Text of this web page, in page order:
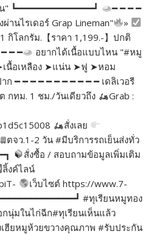
┗━━━━━━━━━━━━━━┛
━ ━ ━ ━
านไรเดอร์ Grap Lineman"
»
1 กิโลกรัม.【ราคา 1,199.-】ปกติ
━ ━
อยากได้เนื้อแบบไหน "#หมู
เนื้อเหลือง ➤แน่น ➤ฟู ➤หอม
ก ━ ━ ━ ━ ━ ━ ━ ━ ━ ━ ━ เดลิเวอรี
กทม. 1 ชม./วันเดียวถึง
Grab :
สั่งเลย
ตจว.1-2 วัน #มีบริการรถเย็นส่งทั่ว
สั่งซื้อ / สอบถามข้อมูลเพิ่มเติม
ลิ้งค์ไลน์
เว็บไซต์ https://www.7-
#ทุเรียนหมูทอง
นุ่มในไก่ฉีก#ทุเรียนเห็นแล้ว
เฮียหมูห้วยขวางคุณภาพ #รับประกัน